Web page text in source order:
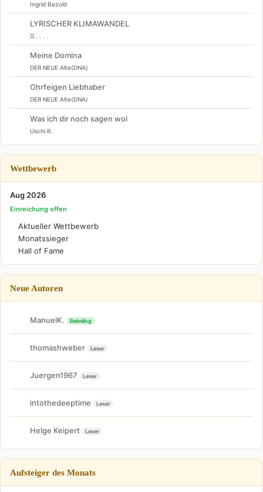
Ingrid Bezold
LYRISCHER KLIMAWANDEL
G . . . .
Meine Domina
DER NEUE Alte(DNA)
Ohrfeigen Liebhaber
DER NEUE Alte(DNA)
Was ich dir noch sagen wol
Uschi R.
Wettbewerb
Aug 2026
Einreichung offen
Aktueller Wettbewerb
Monatssieger
Hall of Fame
Neue Autoren
ManuelK. Reimling
thomashweber Leser
Juergen1967 Leser
intothedeeptime Leser
Helge Keipert Leser
Aufsteiger des Monats